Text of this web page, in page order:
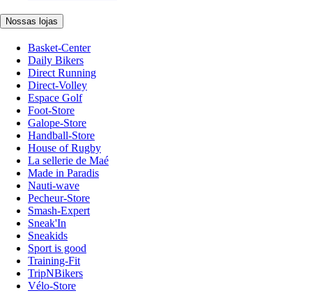
Nossas lojas
Basket-Center
Daily Bikers
Direct Running
Direct-Volley
Espace Golf
Foot-Store
Galope-Store
Handball-Store
House of Rugby
La sellerie de Maé
Made in Paradis
Nauti-wave
Pecheur-Store
Smash-Expert
Sneak'In
Sneakids
Sport is good
Training-Fit
TripNBikers
Vélo-Store